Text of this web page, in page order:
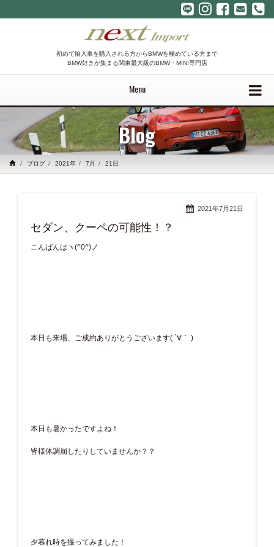
初めて輸入車を購入される方からBMWを極めている方まで
BMW好きが集まる関東最大級のBMW・MINI専門店
Menu
Blog
ブログ 2021年 7月 21日
2021年7月21日
セダン、クーペの可能性！？
こんばんはヽ(^0^)ノ
本日も来場、ご成約ありがとうございます( ´∀｀ )
本日も暑かったですよね！
皆様体調崩したりしていませんか？？
夕暮れ時を撮ってみました！